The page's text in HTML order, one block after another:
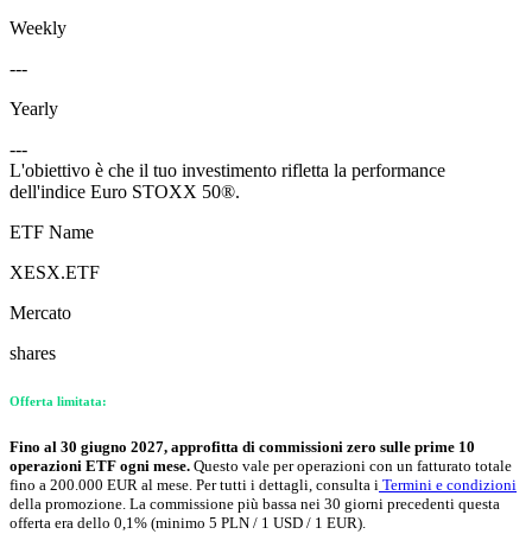
Weekly
---
Yearly
---
L'obiettivo è che il tuo investimento rifletta la performance
dell'indice Euro STOXX 50®.
ETF Name
XESX.ETF
Mercato
shares
Offerta limitata:
Fino al 30 giugno 2027, approfitta di commissioni zero sulle prime 10
operazioni ETF ogni mese. Questo vale per operazioni con un fatturato totale
fino a 200.000 EUR al mese. Per tutti i dettagli, consulta i Termini e condizioni
della promozione. La commissione più bassa nei 30 giorni precedenti questa
offerta era dello 0,1% (minimo 5 PLN / 1 USD / 1 EUR).